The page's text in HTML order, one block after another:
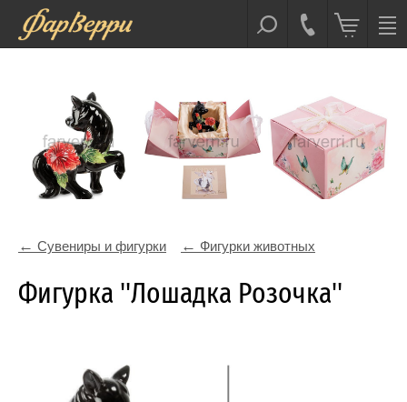
Сувениры и фигурки Фигурки животных
Фигурка ''Лошадка Розочка''